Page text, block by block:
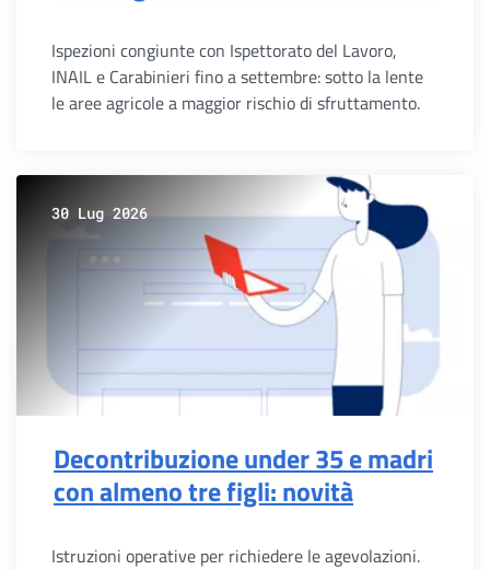
Ispezioni congiunte con Ispettorato del Lavoro,
INAIL e Carabinieri fino a settembre: sotto la lente
le aree agricole a maggior rischio di sfruttamento.
30 Lug 2026
Decontribuzione under 35 e madri
con almeno tre figli: novità
Istruzioni operative per richiedere le agevolazioni.